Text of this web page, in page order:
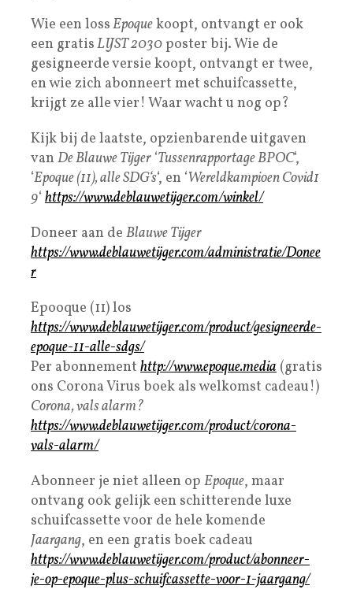
Wie een lossEpoquekoopt, ontvangt er ook
een gratisLIJST 2030poster bij. Wie de
gesigneerde versie koopt, ontvangt er twee,
en wie zich abonneert met schuifcassette,
krijgt ze alle vier! Waar wacht u nog op?
Kijk bij de laatste, opzienbarende uitgaven
van De Blauwe Tijger ‘Tussenrapportage BPOC‘,
‘Epoque (11), alle SDG‘s‘, en ‘Wereldkampioen Covid1
9‘https://www.deblauwetijger.com/winkel/​
Doneer aan de Blauwe Tijger
https://www.deblauwetijger.com/administratie/Donee
r
Epooque (11) los
https://www.deblauwetijger.com/product/gesigneerde-
epoque-11-alle-sdgs/
Per abonnement http://www.epoque.media (gratis
ons Corona Virus boek als welkomst cadeau!)
Corona, vals alarm?
https://www.deblauwetijger.com/product/corona-
vals-alarm/
Abonneer je niet alleen op Epoque, maar
ontvang ook gelijk een schitterende luxe
schuifcassette voor de hele komende
Jaargang, en een gratis boek cadeau
https://www.deblauwetijger.com/product/abonneer-
je-op-epoque-plus-schuifcassette-voor-1-jaargang/